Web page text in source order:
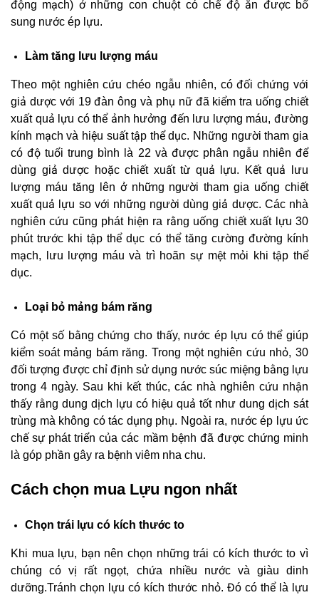
động mạch) ở những con chuột có chế độ ăn được bổ
sung nước ép lựu.
Làm tăng lưu lượng máu
Theo một nghiên cứu chéo ngẫu nhiên, có đối chứng với
giả dược với 19 đàn ông và phụ nữ đã kiểm tra uống chiết
xuất quả lựu có thể ảnh hưởng đến lưu lượng máu, đường
kính mạch và hiệu suất tập thể dục. Những người tham gia
có độ tuổi trung bình là 22 và được phân ngẫu nhiên để
dùng giả dược hoặc chiết xuất từ quả lựu. Kết quả lưu
lượng máu tăng lên ở những người tham gia uống chiết
xuất quả lựu so với những người dùng giả dược. Các nhà
nghiên cứu cũng phát hiện ra rằng uống chiết xuất lựu 30
phút trước khi tập thể dục có thể tăng cường đường kính
mạch, lưu lượng máu và trì hoãn sự mệt mỏi khi tập thể
dục.
Loại bỏ mảng bám răng
Có một số bằng chứng cho thấy, nước ép lựu có thể giúp
kiểm soát mảng bám răng. Trong một nghiên cứu nhỏ, 30
đối tượng được chỉ định sử dụng nước súc miệng bằng lựu
trong 4 ngày. Sau khi kết thúc, các nhà nghiên cứu nhận
thấy rằng dung dịch lựu có hiệu quả tốt như dung dịch sát
trùng mà không có tác dụng phụ. Ngoài ra, nước ép lựu ức
chế sự phát triển của các mầm bệnh đã được chứng minh
là góp phần gây ra bệnh viêm nha chu.
Cách chọn mua Lựu ngon nhất
Chọn trái lựu có kích thước to
Khi mua lựu, bạn nên chọn những trái có kích thước to vì
chúng có vị rất ngọt, chứa nhiều nước và giàu dinh
dưỡng.Tránh chọn lựu có kích thước nhỏ. Đó có thể là lựu